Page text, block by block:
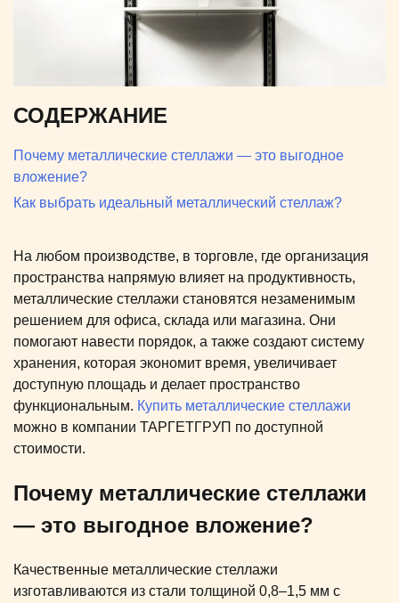
СОДЕРЖАНИЕ
Почему металлические стеллажи — это выгодное
вложение?
Как выбрать идеальный металлический стеллаж?
На любом производстве, в торговле, где организация
пространства напрямую влияет на продуктивность,
металлические стеллажи становятся незаменимым
решением для офиса, склада или магазина. Они
помогают навести порядок, а также создают систему
хранения, которая экономит время, увеличивает
доступную площадь и делает пространство
функциональным. Купить металлические стеллажи
можно в компании ТАРГЕТГРУП по доступной
стоимости.
Почему металлические стеллажи
— это выгодное вложение?
Качественные металлические стеллажи
изготавливаются из стали толщиной 0,8–1,5 мм с